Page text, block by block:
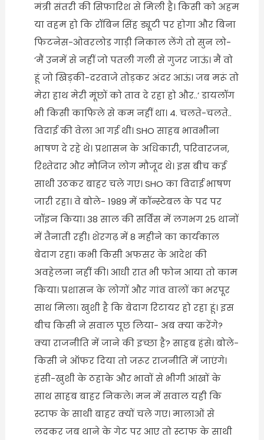
मंत्री संतरी की सिफारिश से मिली है। किसी को अहम
या वहम हो कि रॉबिन सिंह ड्यूटी पर होगा और बिना
फिटनेस-ओवरलोड गाड़ी निकाल लेंगे तो सुन लो-
‘मैं उनमें से नहीं जो पतली गली से गुजर जाऊं। मैं वो
हूं जो खिड़की-दरवाजे तोड़कर अंदर आऊं। जब मरूं तो
मेरा हाथ मेरी मूंछों को ताव दे रहा हो और..’ डायलॉग
भी किसी काफिले से कम नहीं था। 4. चलते-चलते..
विदाई की वेला आ गई थी। SHO साहब भावभीना
भाषण दे रहे थे। प्रशासन के अधिकारी, परिवारजन,
रिश्तेदार और मौजिज लोग मौजूद थे। इस बीच कई
साथी उठकर बाहर चले गए। SHO का विदाई भाषण
जारी रहा। वे बोले- 1989 में कॉन्स्टेबल के पद पर
जॉइन किया। 38 साल की सर्विस में लगभग 25 थानों
में तैनाती रही। शेरगढ़ में 8 महीने का कार्यकाल
बेदाग रहा। कभी किसी अफसर के आदेश की
अवहेलना नहीं की। आधी रात भी फोन आया तो काम
किया। प्रशासन के लोगों और गांव वालों का भरपूर
साथ मिला। खुशी है कि बेदाग रिटायर हो रहा हूं। इस
बीच किसी ने सवाल पूछ लिया- अब क्या करेंगे?
क्या राजनीति में जाने की इच्छा है? साहब हंसे। बोले-
किसी ने ऑफर दिया तो जरूर राजनीति में जाएंगे।
हंसी-खुशी के ठहाके और भावों से भीगी आंखों के
साथ साहब बाहर निकले। मन में सवाल यही कि
स्टाफ के साथी बाहर क्यों चले गए। मालाओं से
लदकर जब थाने के गेट पर आए तो स्टाफ के साथी